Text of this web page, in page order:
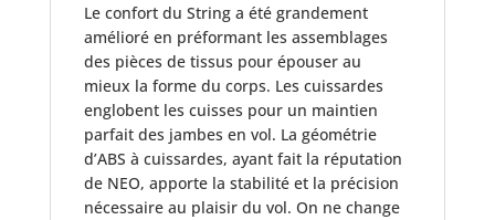
Le confort du String a été grandement
amélioré en préformant les assemblages
des pièces de tissus pour épouser au
mieux la forme du corps. Les cuissardes
englobent les cuisses pour un maintien
parfait des jambes en vol. La géométrie
d’ABS à cuissardes, ayant fait la réputation
de NEO, apporte la stabilité et la précision
nécessaire au plaisir du vol. On ne change